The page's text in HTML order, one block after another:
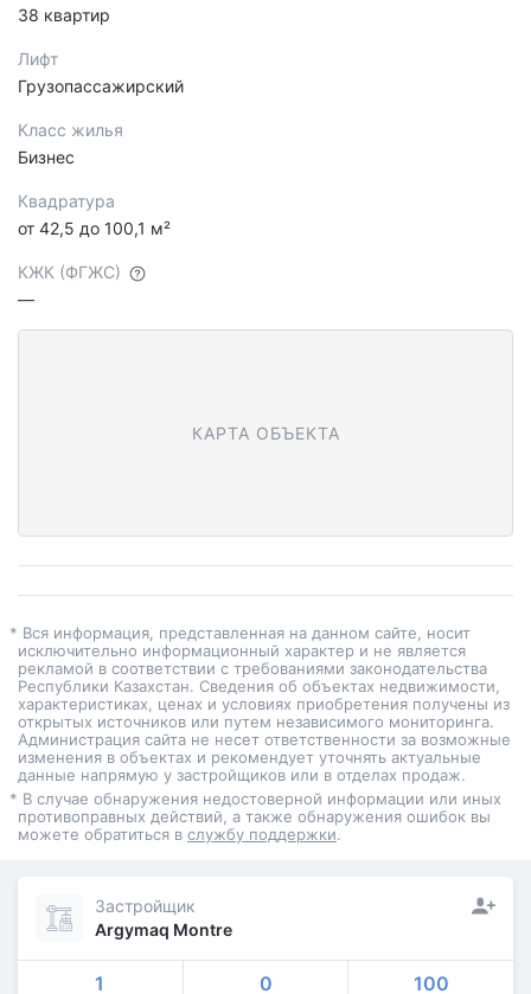
38 квартир
Лифт
Грузопассажирский
Класс жилья
Бизнес
Квадратура
от 42,5 до 100,1 м²
КЖК (ФГЖС)
—
КАРТА ОБЪЕКТА
* Вся информация, представленная на данном сайте, носит
исключительно информационный характер и не является
рекламой в соответствии с требованиями законодательства
Республики Казахстан. Сведения об объектах недвижимости,
характеристиках, ценах и условиях приобретения получены из
открытых источников или путем независимого мониторинга.
Администрация сайта не несет ответственности за возможные
изменения в объектах и рекомендует уточнять актуальные
данные напрямую у застройщиков или в отделах продаж.
* В случае обнаружения недостоверной информации или иных
противоправных действий, а также обнаружения ошибок вы
можете обратиться в службу поддержки.
Застройщик
Argymaq Montre
1 0 100